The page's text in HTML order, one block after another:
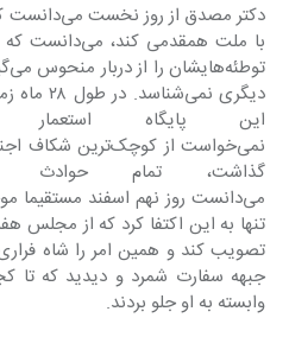
دیگری
این پایگاه
نمی‌خواست از
گذاشت، تمام
می‌دانست روز نهم اسفند مستقیما
تصویب کند و همین امر را شاه
جبهه سفارت شمرد و دیدید که تا
وابسته به او جلو بردند.